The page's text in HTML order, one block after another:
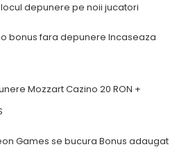
depunere pe noii jucatori
bonus fara depunere Incaseaza
Mozzart Cazino 20 RON +
Games se bucura Bonus adaugat